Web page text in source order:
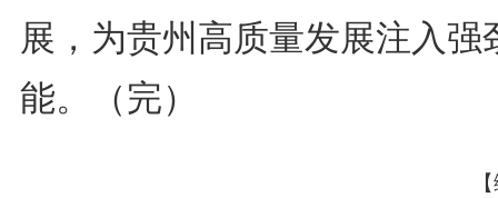
展，为贵州高质量发展注入强
能。（完）